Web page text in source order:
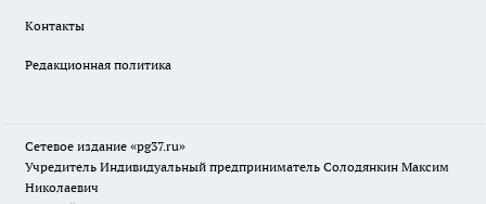
Контакты
Редакционная политика
Сетевое издание «pg37.ru»
Учредитель Индивидуальный предприниматель Солодянкин Максим
Николаевич